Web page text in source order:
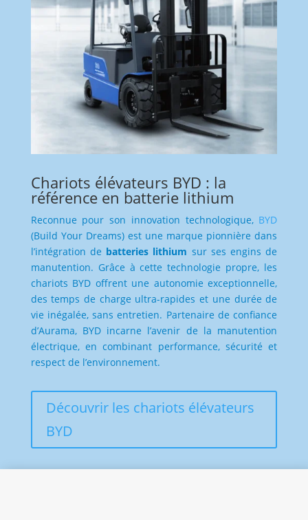
Chariots élévateurs BYD : la
référence en batterie lithium
Reconnue pour son innovation technologique, BYD
(Build Your Dreams) est une marque pionnière dans
l’intégration de batteries lithium sur ses engins de
manutention. Grâce à cette technologie propre, les
chariots BYD offrent une autonomie exceptionnelle,
des temps de charge ultra-rapides et une durée de
vie inégalée, sans entretien. Partenaire de confiance
d’Aurama, BYD incarne l’avenir de la manutention
électrique, en combinant performance, sécurité et
respect de l’environnement.
Découvrir les chariots élévateurs
BYD